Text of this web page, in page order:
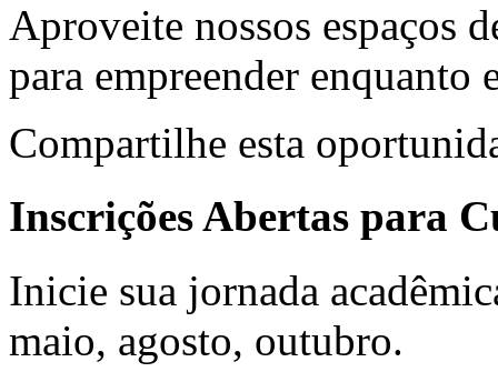
Aproveite nossos espaços
para empreender enquanto
Compartilhe esta
Inscrições Abertas para
Inicie sua jornada
maio, agosto, outubro.